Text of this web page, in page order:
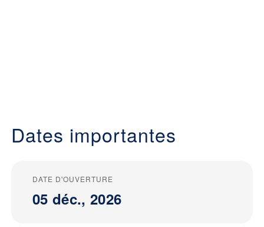
Dates importantes
DATE D'OUVERTURE
05 déc., 2026